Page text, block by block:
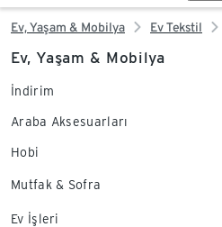
Ev, Yaşam & Mobilya Ev Tekstil
Ev, Yaşam & Mobilya
İndirim
Araba Aksesuarları
Hobi
Mutfak & Sofra
Ev İşleri